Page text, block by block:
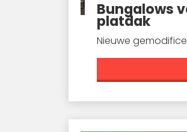
Bungalows
platdak
Nieuwe